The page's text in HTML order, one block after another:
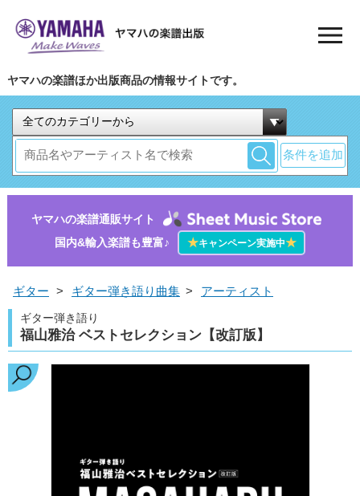
ヤマハの楽譜ほか出版商品の情報サイトです。
条件を追加
ヤマハの楽譜通販サイト
国内&輸入楽譜も豊富♪
★キャンペーン実施中★
ギター > ギター弾き語り曲集 > アーティスト
ギター弾き語り
福山雅治 ベストセレクション【改訂版】